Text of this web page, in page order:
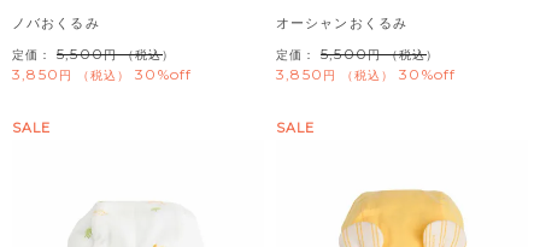
ノバおくるみ
定価： 5,500 （税込）
3,850 税込 30%off
オーシャンおくるみ
定価： 5,500 （税込）
3,850 税込 30%off
SALE SALE